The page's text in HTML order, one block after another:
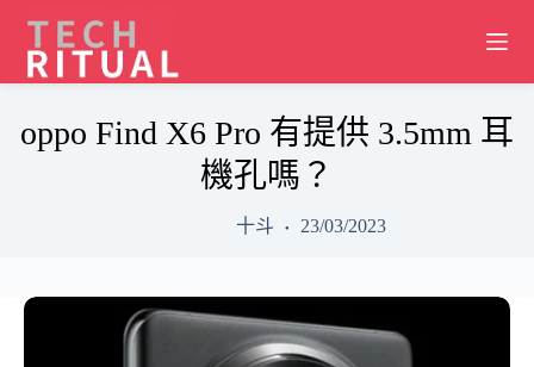
content
oppo Find X6 Pro 有提供 3.5mm 耳
機孔嗎？
十斗 23/03/2023